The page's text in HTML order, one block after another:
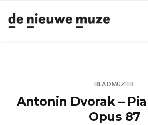
BLADMUZIEK
Antonin Dvorak –
Opus 87